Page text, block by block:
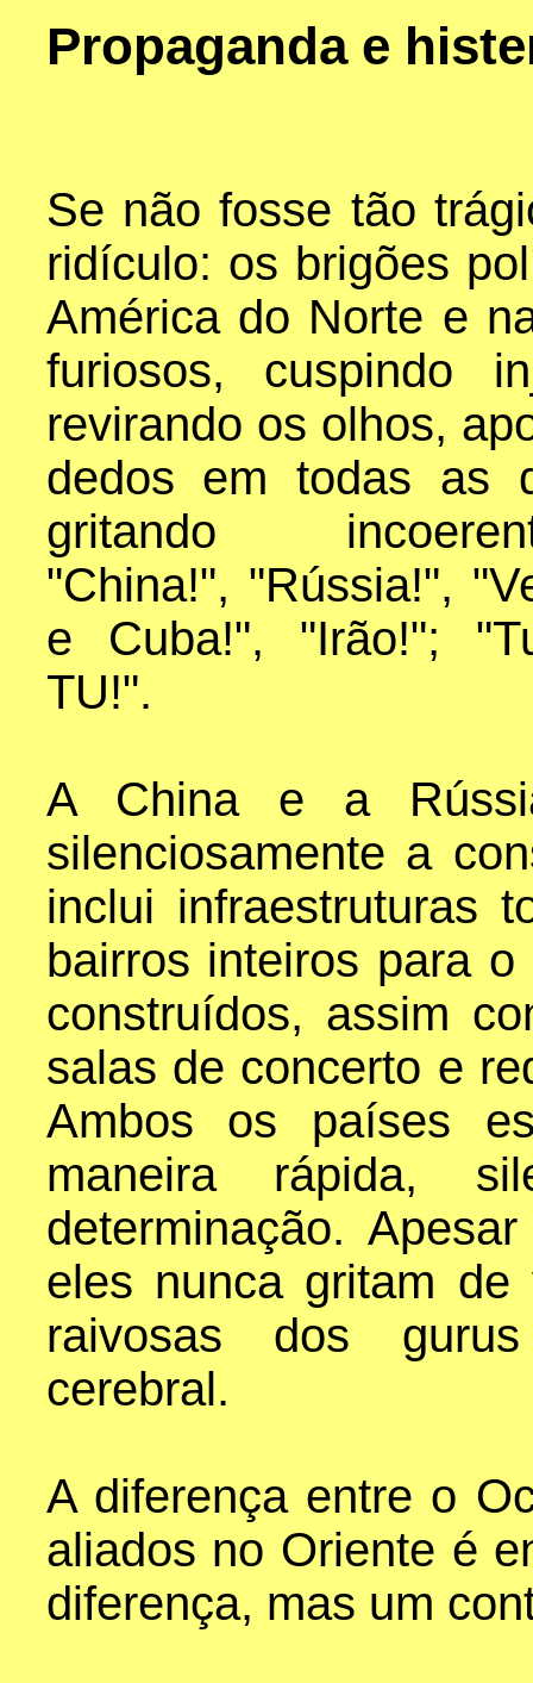
Propaganda e
Se não fosse tão
ridículo: os brigões
América do Norte e
furiosos, cuspindo
revirando os olhos,
dedos em todas as
gritando
"China!", "Rússia!",
e Cuba!", "Irão!";
TU!".
A China e a
silenciosamente a
inclui infraestruturas
bairros inteiros para
construídos, assim
salas de concerto e
Ambos os países
maneira rápida,
determinação.
eles nunca gritam de
raivosas dos
cerebral.
A diferença entre o
aliados no Oriente é
diferença, mas um